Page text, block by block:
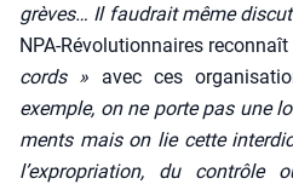
grèves… Il fau­drait même
NPA-Révo­lu­tion­naires
cords » avec ces
exemple, on ne porte pas une
ments mais on lie cette
l’ex­pro­pria­tion, du contrôle